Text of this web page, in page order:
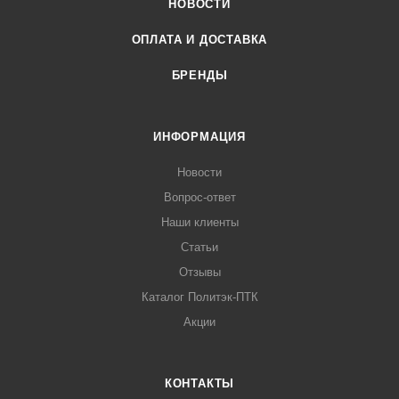
бытовая канализация, внутри здания.
НОВОСТИ
ОПЛАТА И ДОСТАВКА
БРЕНДЫ
ИНФОРМАЦИЯ
Новости
Вопрос-ответ
Наши клиенты
Статьи
Отзывы
Каталог Политэк-ПТК
Акции
КОНТАКТЫ